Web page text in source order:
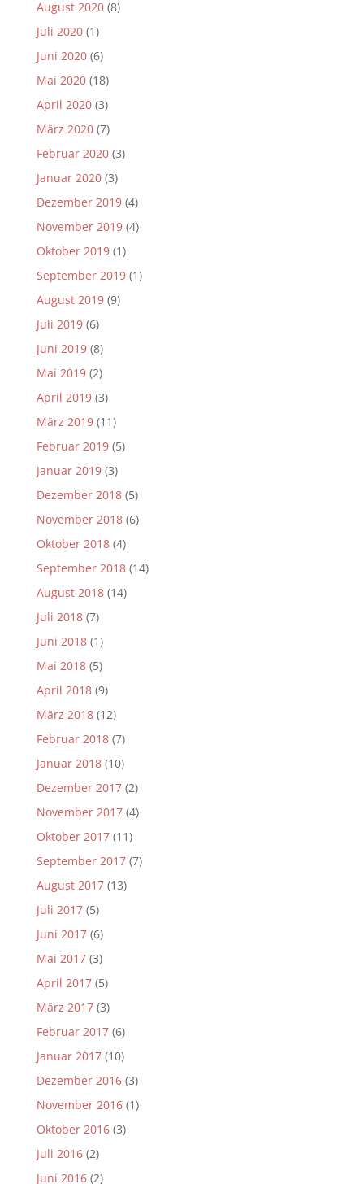
August 2020(8)
Juli 2020(1)
Juni 2020(6)
Mai 2020(18)
April 2020(3)
März 2020(7)
Februar 2020(3)
Januar 2020(3)
Dezember 2019(4)
November 2019(4)
Oktober 2019(1)
September 2019(1)
August 2019(9)
Juli 2019(6)
Juni 2019(8)
Mai 2019(2)
April 2019(3)
März 2019(11)
Februar 2019(5)
Januar 2019(3)
Dezember 2018(5)
November 2018(6)
Oktober 2018(4)
September 2018(14)
August 2018(14)
Juli 2018(7)
Juni 2018(1)
Mai 2018(5)
April 2018(9)
März 2018(12)
Februar 2018(7)
Januar 2018(10)
Dezember 2017(2)
November 2017(4)
Oktober 2017(11)
September 2017(7)
August 2017(13)
Juli 2017(5)
Juni 2017(6)
Mai 2017(3)
April 2017(5)
März 2017(3)
Februar 2017(6)
Januar 2017(10)
Dezember 2016(3)
November 2016(1)
Oktober 2016(3)
Juli 2016(2)
Juni 2016(2)